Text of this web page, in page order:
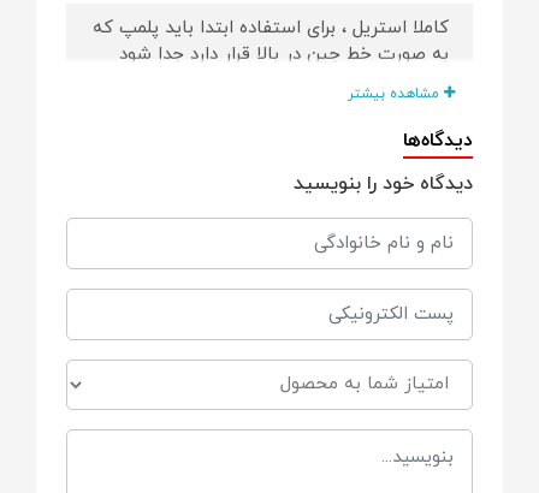
کاملا استریل ، برای استفاده ابتدا باید پلمپ که
به صورت خط چین در بالا قرار دارد جدا شود
دهانه عریض برای پر کردن و ریختن آسان
طوری طراحی شده است که می توان به صورت
ایستاده درون یخچال نگهداری کرد.
فاقد BPA
حجم
180 میلی لیتر
مشاهده بیشتر
دیدگاه‌ها
دیدگاه خود را بنویسید